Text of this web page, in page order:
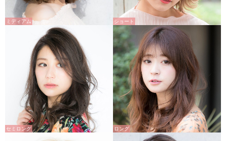
ミディアム ショート
セミロング ロング